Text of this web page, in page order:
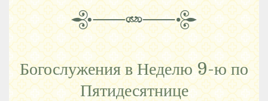
Богослужения в Неделю 9-ю по
Пятидесятнице